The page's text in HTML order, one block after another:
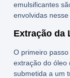
emulsificantes
envolvidas
Extração da
O primeiro
extração do óleo
submetida a um